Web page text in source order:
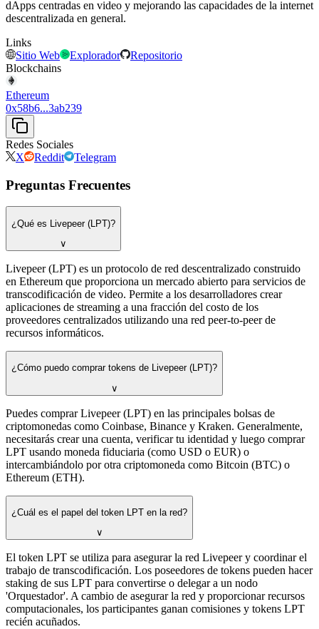
dApps centradas en video y mejorando las capacidades de la internet
descentralizada en general.
Links
Sitio Web
Explorador
Repositorio
Blockchains
Ethereum
0x58b6...3ab239
Redes Sociales
X
Reddit Telegram
Preguntas Frecuentes
¿Qué es Livepeer (LPT)?
∨
Livepeer (LPT) es un protocolo de red descentralizado construido
en Ethereum que proporciona un mercado abierto para servicios de
transcodificación de video. Permite a los desarrolladores crear
aplicaciones de streaming a una fracción del costo de los
proveedores centralizados utilizando una red peer-to-peer de
recursos informáticos.
¿Cómo puedo comprar tokens de Livepeer (LPT)?
∨
Puedes comprar Livepeer (LPT) en las principales bolsas de
criptomonedas como Coinbase, Binance y Kraken. Generalmente,
necesitarás crear una cuenta, verificar tu identidad y luego comprar
LPT usando moneda fiduciaria (como USD o EUR) o
intercambiándolo por otra criptomoneda como Bitcoin (BTC) o
Ethereum (ETH).
¿Cuál es el papel del token LPT en la red?
∨
El token LPT se utiliza para asegurar la red Livepeer y coordinar el
trabajo de transcodificación. Los poseedores de tokens pueden hacer
staking de sus LPT para convertirse o delegar a un nodo
'Orquestador'. A cambio de asegurar la red y proporcionar recursos
computacionales, los participantes ganan comisiones y tokens LPT
recién acuñados.